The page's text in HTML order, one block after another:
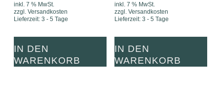
inkl. 7 % MwSt.
zzgl.Versandkosten
Lieferzeit:3 - 5 Tage
IN DEN
WARENKORB
inkl. 7 % MwSt.
zzgl. Versandkosten
Lieferzeit: 3 - 5 Tage
IN DEN
WARENKORB